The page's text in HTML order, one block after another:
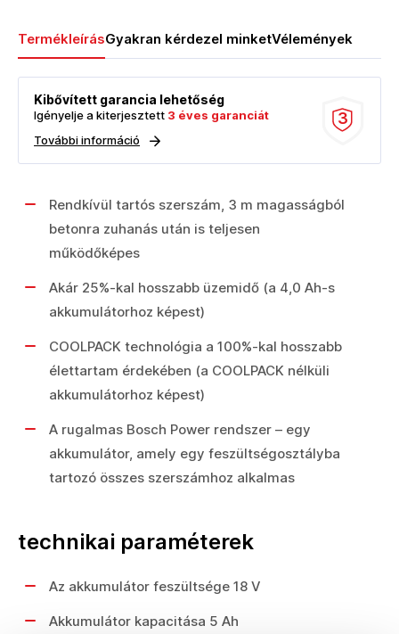
TermékleírásGyakran kérdezel minketVélemények
3
Kibővített garancia lehetőség
Igényelje a kiterjesztett 3 éves garanciát
További információ
Rendkívül tartós szerszám, 3 m magasságból
betonra zuhanás után is teljesen
működőképes
Akár 25%-kal hosszabb üzemidő (a 4,0 Ah-s
akkumulátorhoz képest)
COOLPACK technológia a 100%-kal hosszabb
élettartam érdekében (a COOLPACK nélküli
akkumulátorhoz képest)
A rugalmas Bosch Power rendszer – egy
akkumulátor, amely egy feszültségosztályba
tartozó összes szerszámhoz alkalmas
technikai paraméterek
Az akkumulátor feszültsége 18 V
Akkumulátor kapacitása 5 Ah